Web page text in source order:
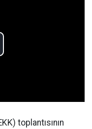
toplantısının